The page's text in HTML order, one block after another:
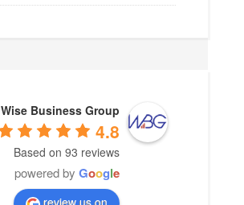
Wise Business Group
4.8
Based on 93 reviews
powered by Google